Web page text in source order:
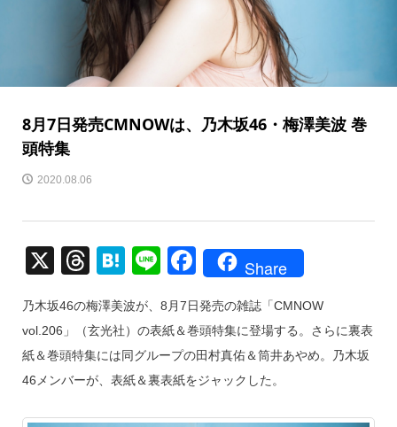
8月7日発売CMNOWは、乃木坂46・梅澤美波 巻
頭特集
2020.08.06
X
T
e
a
d
H
e
n
a
Li
e
F
c
e
b
Share
乃木坂46の梅澤美波が、8月7日発売の雑誌「CMNOW
vol.206」（玄光社）の表紙＆巻頭特集に登場する。さらに裏表
紙＆巻頭特集には同グループの田村真佑＆筒井あやめ。乃木坂
46メンバーが、表紙＆裏表紙をジャックした。